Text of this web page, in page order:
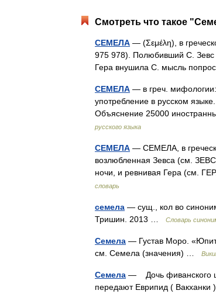
Смотреть что такое
СЕМЕЛА — (Σεμέλη), в
975 978). Полюбивший С. Зевс
Гера внушила С. мысль
СЕМЕЛА — в греч.
употребление в русском
Объяснение 25000
русского языка
СЕМЕЛА — СЕМЕЛА, в
возлюбленная Зевса (см.
ночи, и ревнивая Гера (см.
словарь
семела — сущ., кол во
Тришин. 2013 …
Словарь
Семела — Густав Моро.
см. Семела (значения) …
Семела — Дочь фиванского
передают Еврипид (